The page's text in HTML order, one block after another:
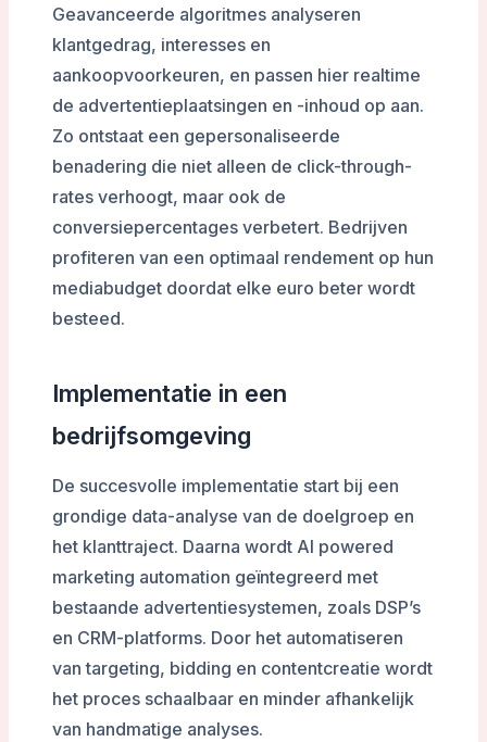
Geavanceerde algoritmes analyseren
klantgedrag, interesses en
aankoopvoorkeuren, en passen hier realtime
de advertentieplaatsingen en -inhoud op aan.
Zo ontstaat een gepersonaliseerde
benadering die niet alleen de click-through-
rates verhoogt, maar ook de
conversiepercentages verbetert. Bedrijven
profiteren van een optimaal rendement op hun
mediabudget doordat elke euro beter wordt
besteed.
Implementatie in een
bedrijfsomgeving
De succesvolle implementatie start bij een
grondige data-analyse van de doelgroep en
het klanttraject. Daarna wordt AI powered
marketing automation geïntegreerd met
bestaande advertentiesystemen, zoals DSP’s
en CRM-platforms. Door het automatiseren
van targeting, bidding en contentcreatie wordt
het proces schaalbaar en minder afhankelijk
van handmatige analyses.